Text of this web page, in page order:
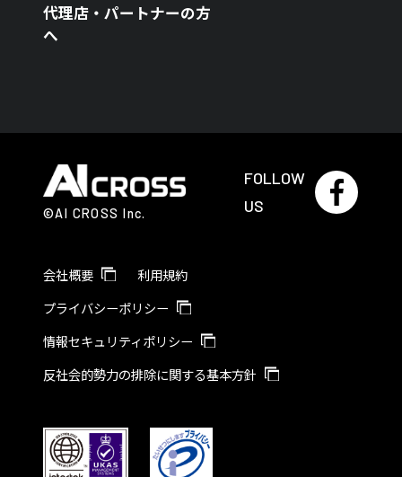
代理店・パートナーの方
へ
©AI CROSS Inc.
FOLLOW
US
会社概要
利用規約
プライバシーポリシー
情報セキュリティポリシー
反社会的勢力の排除に関する基本方針